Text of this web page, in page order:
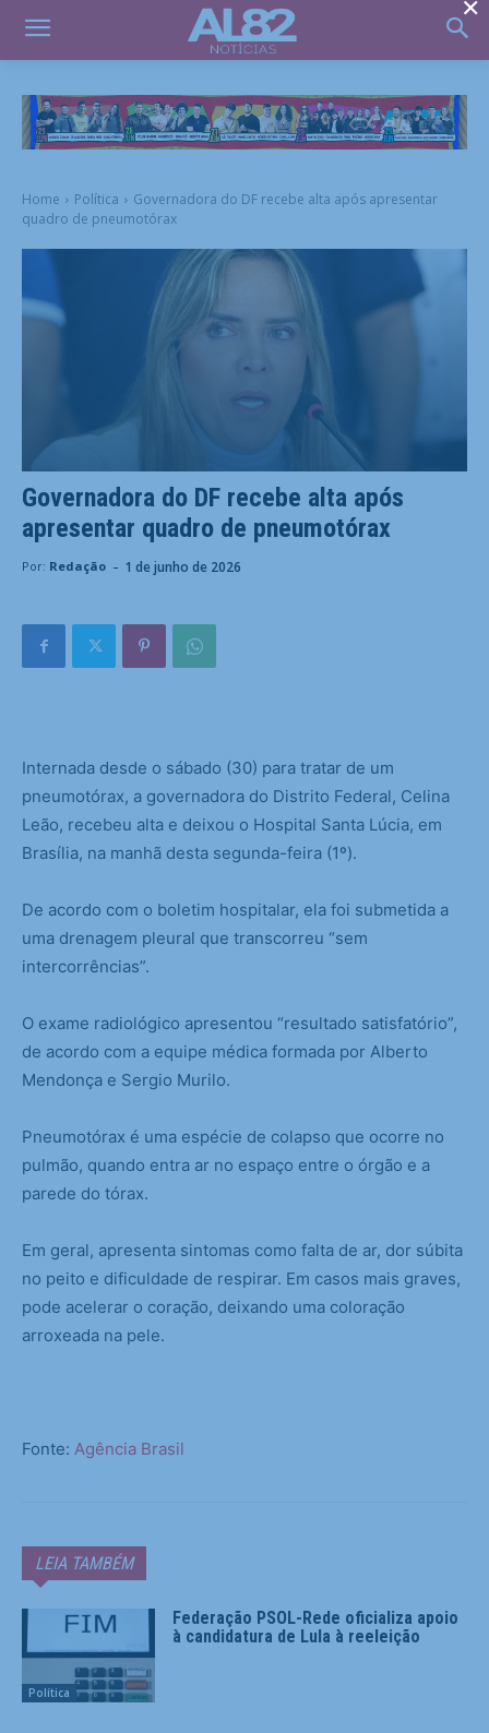
Home Política
Governadora do DF recebe alta após apresentar
quadro de pneumotórax
Governadora do DF recebe alta após
apresentar quadro de pneumotórax
Por: Redação - 1 de junho de 2026
Internada desde o sábado (30) para tratar de um
pneumotórax, a governadora do Distrito Federal, Celina
Leão, recebeu alta e deixou o Hospital Santa Lúcia, em
Brasília, na manhã desta segunda-feira (1º).
De acordo com o boletim hospitalar, ela foi submetida a
uma drenagem pleural que transcorreu “sem
intercorrências”.
O exame radiológico apresentou “resultado satisfatório”,
de acordo com a equipe médica formada por Alberto
Mendonça e Sergio Murilo.
Pneumotórax é uma espécie de colapso que ocorre no
pulmão, quando entra ar no espaço entre o órgão e a
parede do tórax.
Em geral, apresenta sintomas como falta de ar, dor súbita
no peito e dificuldade de respirar. Em casos mais graves,
pode acelerar o coração, deixando uma coloração
arroxeada na pele.
Fonte: Agência Brasil
LEIA TAMBÉM
Política
Federação PSOL-Rede oficializa apoio
à candidatura de Lula à reeleição